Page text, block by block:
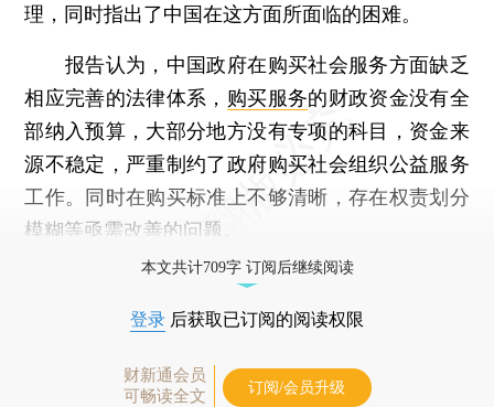
理，同时指出了中国在这方面所面临的困难。
报告认为，中国政府在购买社会服务方面缺乏
相应完善的法律体系， 购买服务的财政资金没有全
部纳入预算，大部分地方没有专项的科目，资金来
源不稳定，严重制约了政府购买社会组织公益服务
工作。同时在购买标准上不够清晰，存在权责划分
模糊等亟需改善的问题。
本文共计709字 订阅后继续阅读
登录 后获取已订阅的阅读权限
财新通会员
可畅读全文
订阅/会员升级